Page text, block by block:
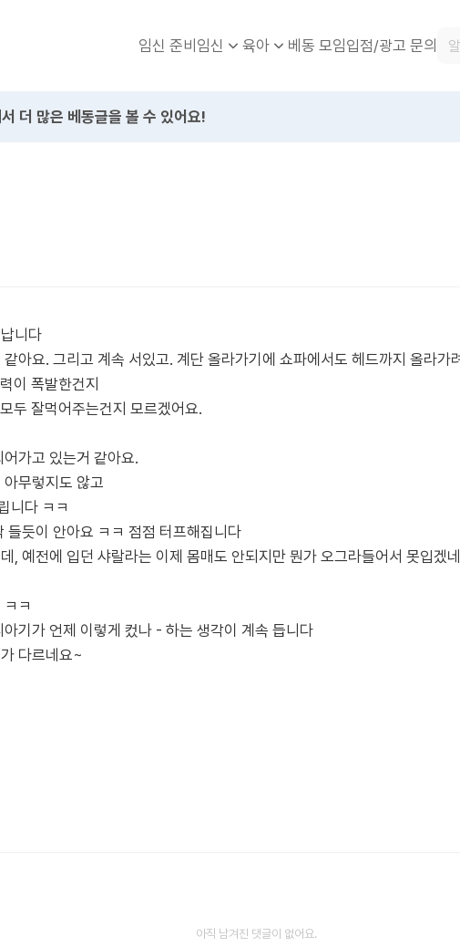
임신 준비임신 육아 베동 모임입점/광고 문의
더 많은 베동글을 볼 수 있어요!
니다
아요. 그리고 계속 서있고. 계단 올라가기에 쇼파에서도 헤드까지 올라가
이 폭발한건지
두 잘먹어주는건지 모르겠어요.
가고 있는거 같아요.
무렇지도 않고
니다 ㅋㅋ
들듯이 안아요 ㅋㅋ 점점 터프해집니다
, 예전에 입던 샤랄라는 이제 몸매도 안되지만 뭔가 오그라들어서 못입겠
ㅋ
기가 언제 이렇게 컸나 - 하는 생각이 계속 듭니다
아직 남겨진 댓글이 없어요.